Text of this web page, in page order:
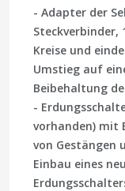
- Adapter der
Steckverbinder,
Kreise und
Umstieg auf
Beibehaltung
-
vorhanden) mit
von Gestängen
Einbau eines